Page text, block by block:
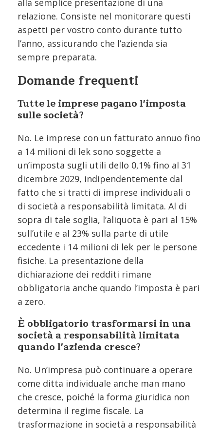
relazione. Consiste nel monitorare questi
aspetti per vostro conto durante tutto
l’anno, assicurando che l’azienda sia
sempre preparata.
Domande frequenti
Tutte le imprese pagano l'imposta
sulle società?
No. Le imprese con un fatturato annuo fino
a 14 milioni di lek sono soggette a
un’imposta sugli utili dello 0,1% fino al 31
dicembre 2029, indipendentemente dal
fatto che si tratti di imprese individuali o
di società a responsabilità limitata. Al di
sopra di tale soglia, l’aliquota è pari al 15%
sull’utile e al 23% sulla parte di utile
eccedente i 14 milioni di lek per le persone
fisiche. La presentazione della
dichiarazione dei redditi rimane
obbligatoria anche quando l’imposta è pari
a zero.
È obbligatorio trasformarsi in una
società a responsabilità limitata
quando l'azienda cresce?
No. Un’impresa può continuare a operare
come ditta individuale anche man mano
che cresce, poiché la forma giuridica non
determina il regime fiscale. La
trasformazione in società a responsabilità